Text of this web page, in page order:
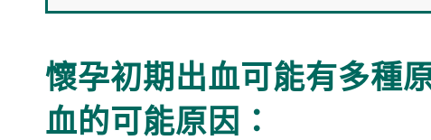
懷孕初期出血可能有多種
血的可能原因：